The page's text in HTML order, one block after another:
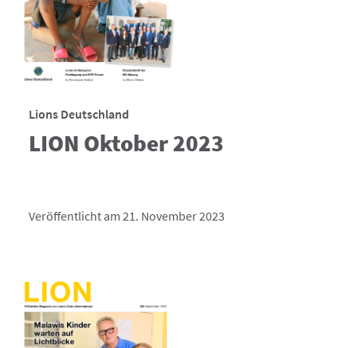
Lions Deutschland
LION Oktober 2023
Veröffentlicht am 21. November 2023